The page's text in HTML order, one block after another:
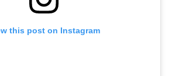
this post on Instagram